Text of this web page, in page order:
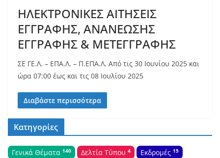
ΗΛΕΚΤΡΟΝΙΚΕΣ ΑΙΤΗΣΕΙΣ
ΕΓΓΡΑΦΗΣ, ΑΝΑΝΕΩΣΗΣ
ΕΓΓΡΑΦΗΣ & ΜΕΤΕΓΓΡΑΦΗΣ
ΣΕ ΓΕ.Λ. – ΕΠΑ.Λ. – Π.ΕΠΑ.Λ. Από τις 30 Ιουνίου 2025 και
ώρα 07:00 έως και τις 08 Ιουλίου 2025
Διαβάστε περισσότερα
Κατηγορίες
Γενικά Θέματα 140 Δελτία Τύπου 4 Εκδρομές 15